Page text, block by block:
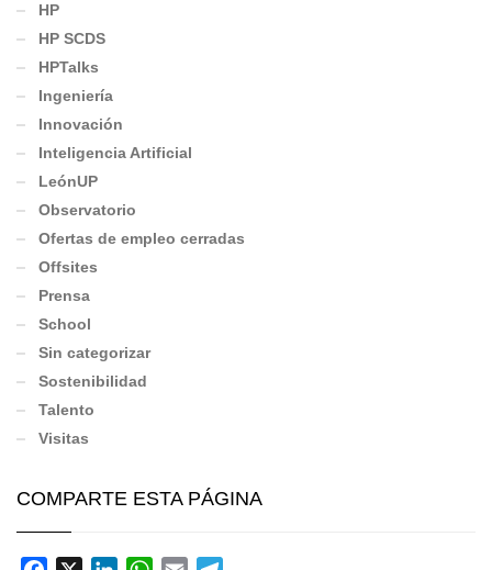
HP
HP SCDS
HPTalks
Ingeniería
Innovación
Inteligencia Artificial
LeónUP
Observatorio
Ofertas de empleo cerradas
Offsites
Prensa
School
Sin categorizar
Sostenibilidad
Talento
Visitas
COMPARTE ESTA PÁGINA